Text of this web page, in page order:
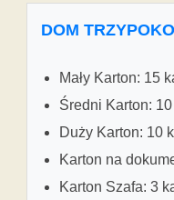
DOM
Mały Karton: 15
Średni Karton:
Duży Karton: 10
Karton na
Karton Szafa: 3